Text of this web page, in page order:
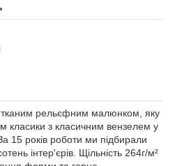
рельєфним малюнком, яку
класики з класичним вензелем у
15 років роботи ми підбирали
інтер'єрів. Щільність 264г/м²